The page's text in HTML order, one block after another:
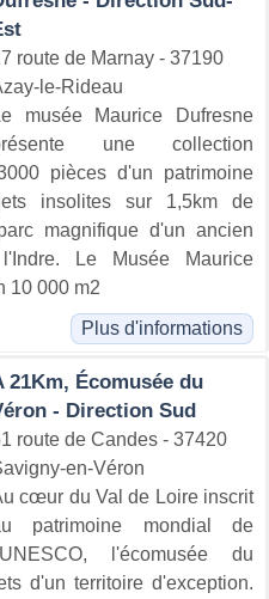
route de Marnay - 37190
le-Rideau
musée Maurice Dufresne
une collection
pièces d'un patrimoine
insolites sur 1,5km de
magnifique d'un ancien
Le Musée Maurice
10 000 m2
Plus d'informations
21Km, Écomusée du
- Direction Sud
route de Candes - 37420
en-Véron
cœur du Val de Loire inscrit
patrimoine mondial de
l'écomusée du
d'un territoire d'exception.